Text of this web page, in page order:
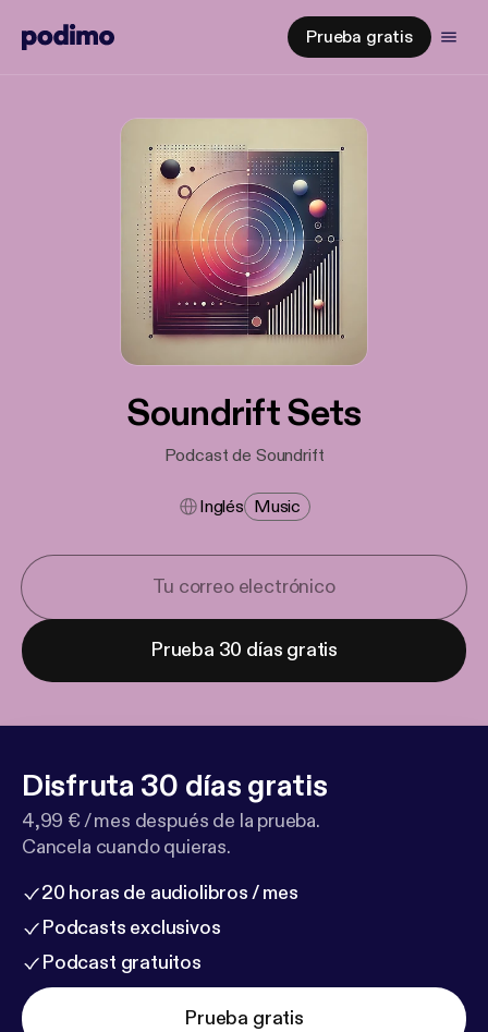
Prueba gratis
Soundrift Sets
Podcast de Soundrift
Inglés Music
Prueba 30 días gratis
Disfruta 30 días gratis
4,99 € / mes después de la prueba.
Cancela cuando quieras.
20 horas de audiolibros / mes
Podcasts exclusivos
Podcast gratuitos
Prueba gratis